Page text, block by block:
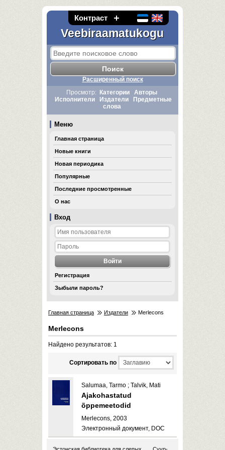
Контраст
Veebiraamatukogu
Вход
Регистрация
Зыбыли пароль?
Расширенный поиск
Просмотр:
Категории
Авторы
Исполнители
Издатели
Предметные
слова
Меню
Главная страница
Новые книги
Новая периодика
Популярные
Последние просмотренные
О нас
Главная страница Издатели Merlecons
Merlecons
Найдено результатов: 1
Cортировать по
Salumaa, Tarmo ; Talvik, Mati
Ajakohastatud
õppemeetodid
Merlecons, 2003
Электронный документ, DOC